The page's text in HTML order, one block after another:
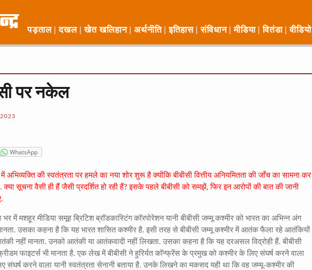
पड़ताल दखल खेत खलिहान अर्थनीति इतिहास संविधान मीडिया वितंडा वीडियो
पर नकेल
WhatsApp
में अभिव्यक्ति की स्वतंत्रता पर हमले का नया शोर शुरू है क्योंकि बीबीसी वित्तीय अनियमितता की जाँच का सामना कर
क्या सूचना वैसी ही हैं जैसी प्रदर्शित हो रही हैं? इसके पहले बीबीसी को समझें, फिर इन आरोपों की बात की जानी
भर में मशहूर मीडिया समूह ब्रिटिश ब्रॉडकास्टिंग कॉरपोरेशन यानी बीबीसी जम्मू कश्मीर को भारत का अभिन्न अंग
उसका कहना है कि यह भारत शासित कश्मीर है. इसी तरह से बीबीसी जम्मू कश्मीर में आतंक फैला रहे आतंकियों
नहीं मानता. उनको आतंकी या आतंकवादी नहीं लिखता. उसका कहना है कि यह दरअसल विद्रोही हैं. बीबीसी
फाइटर्स भी मानता है. एक लेख में बीबीसी ने हुरिर्यत कॉन्फ्रेंस के प्रमुख को कश्मीर के लिए संघर्ष करने वाला
संघर्ष करने वाला यानी स्वतंत्रता सेनानी बताया है. उनके लिखने का मकसद यही था कि वह जम्मू-कश्मीर की